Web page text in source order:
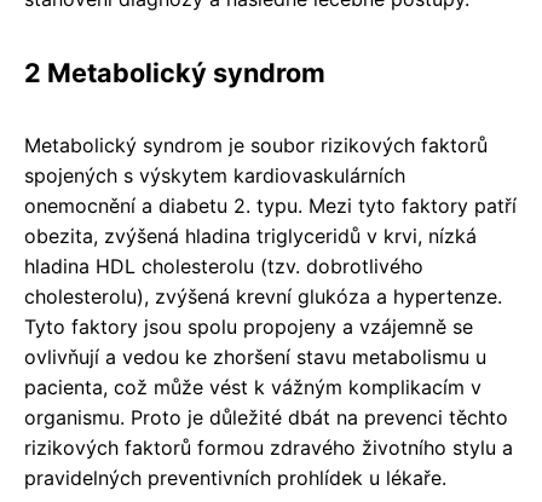
2 Metabolický syndrom
Metabolický syndrom je soubor rizikových faktorů
spojených s výskytem kardiovaskulárních
onemocnění a diabetu 2. typu. Mezi tyto faktory patří
obezita, zvýšená hladina triglyceridů v krvi, nízká
hladina HDL cholesterolu (tzv. dobrotlivého
cholesterolu), zvýšená krevní glukóza a hypertenze.
Tyto faktory jsou spolu propojeny a vzájemně se
ovlivňují a vedou ke zhoršení stavu metabolismu u
pacienta, což může vést k vážným komplikacím v
organismu. Proto je důležité dbát na prevenci těchto
rizikových faktorů formou zdravého životního stylu a
pravidelných preventivních prohlídek u lékaře.